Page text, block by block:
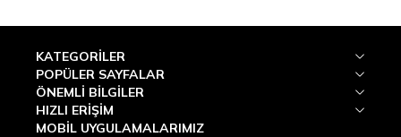
KATEGORILER
POPÜLER SAYFALAR
ÖNEMLI BILGILER
HIZLI ERIŞIM
MOBİL UYGULAMALARIMIZ